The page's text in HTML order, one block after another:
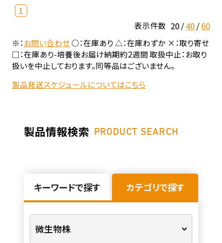
1
表示件数 20 40 60
※：お問い合わせ○：在庫あり △：在庫わずか ×：取り寄せ
□：在庫あり-培養後お届け納期約2週間 取扱中止：お取り
扱いを中止しております。同等品はございません。
製品発送スケジュールについてはこちら
製品情報検索 PRODUCT SEARCH
キーワードで探す カテゴリで探す